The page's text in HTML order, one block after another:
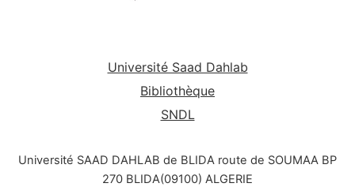
Université Saad Dahlab
Bibliothèque
SNDL
Université SAAD DAHLAB de BLIDA route de SOUMAA BP
270 BLIDA(09100) ALGERIE